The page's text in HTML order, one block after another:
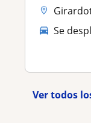
Se
Ver todos